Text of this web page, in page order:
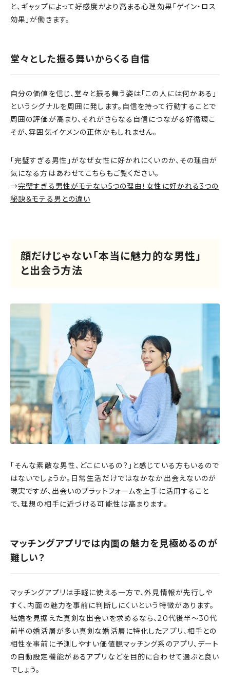
と、ギャップによって好感度がより高まる心理効果「ゲイン・ロス
効果」が働きます。
堂々とした振る舞いからくる自信
自分の価値を信じ、堂々と振る舞う姿は「この人には何かある」
というシグナルを周囲に発します。自信を持って行動することで
周囲の評価が高まり、それがさらなる自信につながる好循環こ
そが、雰囲気イケメンの正体かもしれません。
「完璧すぎる男性」がなぜ女性に好かれにくいのか、その理由が
気になる方はあわせてこちらもご覧ください。
→完璧すぎる男性がモテない5つの理由！女性に好かれる3つの
秘訣＆モテる男との違い
顔だけじゃない「本当に魅力的な男性」
と出会う方法
「そんな素敵な男性、どこにいるの？」と感じている方もいるので
はないでしょうか。日常生活だけではなかなか出会えないのが
現実ですが、出会いのプラットフォームを上手に活用すること
で、理想の相手に近づける可能性は高まります。
マッチングアプリでは内面の魅力を見極めるのが
難しい？
マッチングアプリは手軽に使える一方で、外見情報が先行しや
すく、内面の魅力を事前に判断しにくいという特徴があります。
結婚を見据えた真剣な出会いを求めるなら、20代後半〜30代
前半の婚活層が多い真剣な婚活層に特化したアプリ、相手との
相性を事前に予測しやすい価値観マッチング系のアプリ、デート
の自動設定機能があるアプリなどを目的に合わせて選ぶと良い
でしょう。